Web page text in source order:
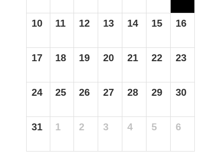
10 11 12 13 14 15 16
17 18 19 20 21 22 23
24 25 26 27 28 29 30
31 1 2 3 4 5 6